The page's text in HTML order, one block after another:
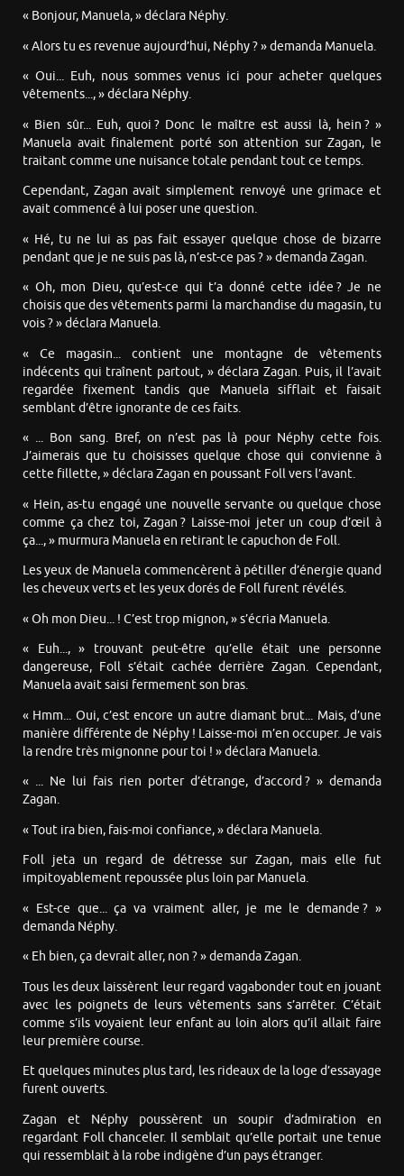
« Bonjour, Manuela, » déclara Néphy.
« Alors tu es revenue aujourd’hui, Néphy ? » demanda Manuela.
« Oui... Euh, nous sommes venus ici pour acheter quelques
vêtements..., » déclara Néphy.
« Bien sûr... Euh, quoi ? Donc le maître est aussi là, hein ? »
Manuela avait finalement porté son attention sur Zagan, le
traitant comme une nuisance totale pendant tout ce temps.
Cependant, Zagan avait simplement renvoyé une grimace et
avait commencé à lui poser une question.
« Hé, tu ne lui as pas fait essayer quelque chose de bizarre
pendant que je ne suis pas là, n’est-ce pas ? » demanda Zagan.
« Oh, mon Dieu, qu’est-ce qui t’a donné cette idée ? Je ne
choisis que des vêtements parmi la marchandise du magasin, tu
vois ? » déclara Manuela.
« Ce magasin... contient une montagne de vêtements
indécents qui traînent partout, » déclara Zagan. Puis, il l’avait
regardée fixement tandis que Manuela sifflait et faisait
semblant d’être ignorante de ces faits.
« ... Bon sang. Bref, on n’est pas là pour Néphy cette fois.
J’aimerais que tu choisisses quelque chose qui convienne à
cette fillette, » déclara Zagan en poussant Foll vers l’avant.
« Hein, as-tu engagé une nouvelle servante ou quelque chose
comme ça chez toi, Zagan ? Laisse-moi jeter un coup d’œil à
ça..., » murmura Manuela en retirant le capuchon de Foll.
Les yeux de Manuela commencèrent à pétiller d’énergie quand
les cheveux verts et les yeux dorés de Foll furent révélés.
« Oh mon Dieu... ! C’est trop mignon, » s’écria Manuela.
« Euh..., » trouvant peut-être qu’elle était une personne
dangereuse, Foll s’était cachée derrière Zagan. Cependant,
Manuela avait saisi fermement son bras.
« Hmm... Oui, c’est encore un autre diamant brut... Mais, d’une
manière différente de Néphy ! Laisse-moi m’en occuper. Je vais
la rendre très mignonne pour toi ! » déclara Manuela.
« ... Ne lui fais rien porter d’étrange, d’accord ? » demanda
Zagan.
« Tout ira bien, fais-moi confiance, » déclara Manuela.
Foll jeta un regard de détresse sur Zagan, mais elle fut
impitoyablement repoussée plus loin par Manuela.
« Est-ce que... ça va vraiment aller, je me le demande ? »
demanda Néphy.
« Eh bien, ça devrait aller, non ? » demanda Zagan.
Tous les deux laissèrent leur regard vagabonder tout en jouant
avec les poignets de leurs vêtements sans s’arrêter. C’était
comme s’ils voyaient leur enfant au loin alors qu’il allait faire
leur première course.
Et quelques minutes plus tard, les rideaux de la loge d’essayage
furent ouverts.
Zagan et Néphy poussèrent un soupir d’admiration en
regardant Foll chanceler. Il semblait qu’elle portait une tenue
qui ressemblait à la robe indigène d’un pays étranger.